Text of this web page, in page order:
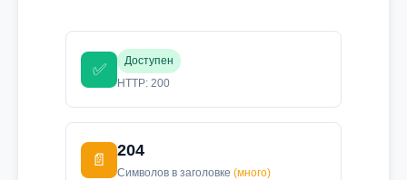
✅
Доступен
HTTP: 200
📄
204
Символов в заголовке (много)